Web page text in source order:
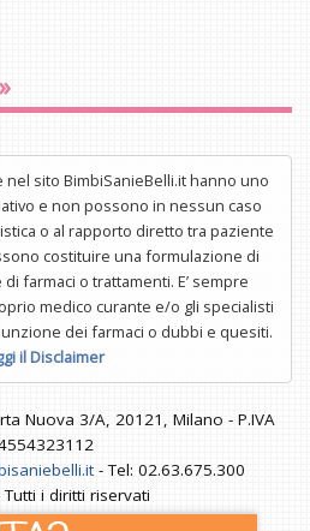
»
sito BimbiSanieBelli.it hanno uno
e non possono in nessun caso
o al rapporto diretto tra paziente
costituire una formulazione di
farmaci o trattamenti. E’ sempre
medico curante e/o gli specialisti
dei farmaci o dubbi e quesiti.
il Disclaimer
Nuova 3/A, 20121, Milano - P.IVA
- Tel: 02.63.675.300
i diritti riservati